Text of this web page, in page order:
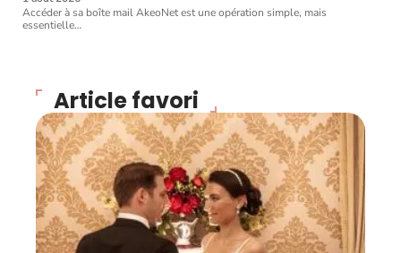
Accéder à sa boîte mail AkeoNet est une opération simple, mais
essentielle…
Article favori